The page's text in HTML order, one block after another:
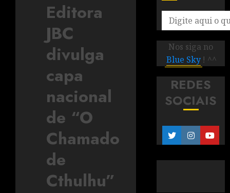
Editora
JBC
divulga
capa
nacional
de “O
Chamado
de
Cthulhu”
Nos siga no
Blue Sky ! ^^
REDES
SOCIAIS